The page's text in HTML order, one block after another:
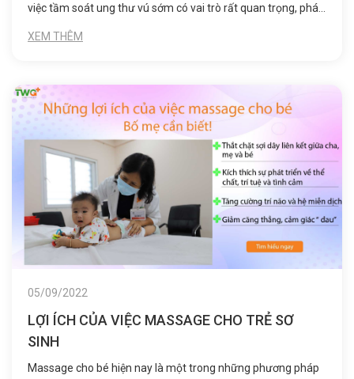
việc tầm soát ung thư vú sớm có vai trò rất quan trọng, phát
nhiều lần.
XEM THÊM
05/09/2022
LỢI ÍCH CỦA VIỆC MASSAGE CHO TRẺ SƠ
SINH
Massage cho bé hiện nay là một trong những phương pháp